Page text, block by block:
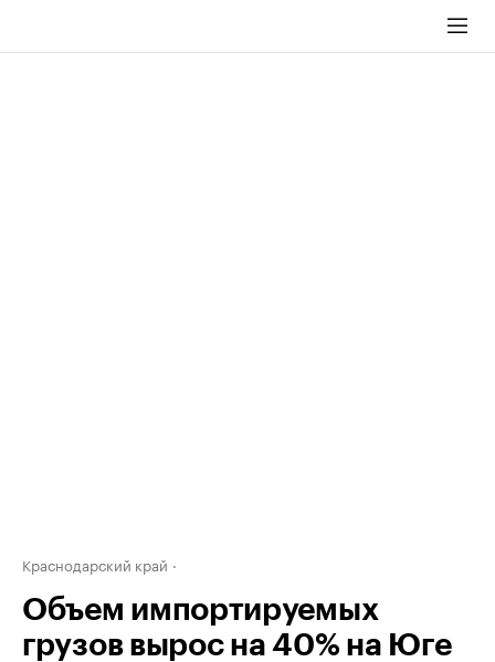
Краснодарский край
Объем импортируемых
грузов вырос на 40% на Юге